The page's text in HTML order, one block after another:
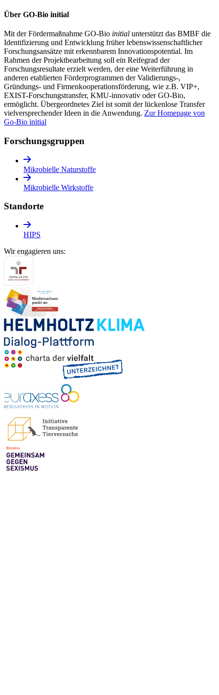
Über GO-Bio initial
Mit der Fördermaßnahme GO-Bio initial unterstützt das BMBF die
Identifizierung und Entwicklung früher lebenswissenschaftlicher
Forschungsansätze mit erkennbarem Innovationspotential. Im
Rahmen der Projektbearbeitung soll ein Reifegrad der
Forschungsresultate erzielt werden, der eine Weiterführung in
anderen etablierten Förderprogrammen der Validierungs-,
Gründungs- und Firmenkooperationsförderung, wie z.B. VIP+,
EXIST-Forschungstransfer, KMU-innovativ oder GO-Bio,
ermöglicht. Übergeordnetes Ziel ist somit der lückenlose Transfer
vielversprechender Ideen in die Anwendung. Zur Homepage von
Go-Bio initial
Forschungs­gruppen
Mikrobielle Naturstoffe
Mikrobielle Wirkstoffe
Standorte
HIPS
Wir engagieren uns: